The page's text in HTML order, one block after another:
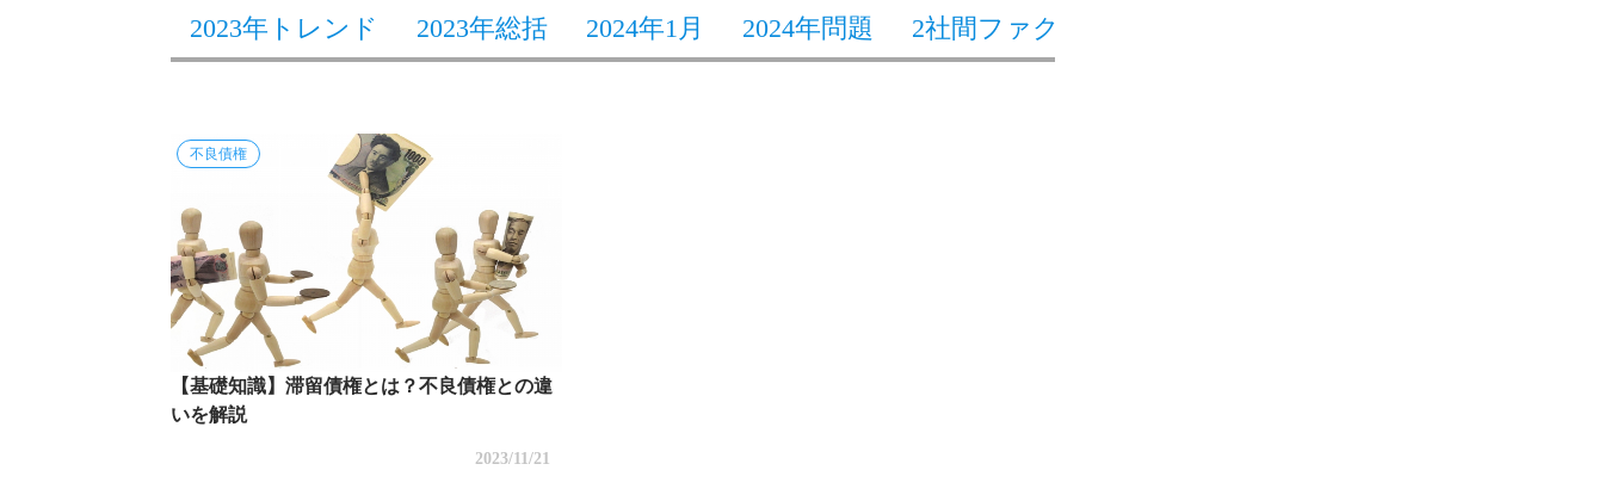
2023年トレンド 2023年総括 2024年1月 2024年問題 2社間ファクタリング
不良債権
【基礎知識】滞留債権とは？不良債権との違
いを解説
2023/11/21